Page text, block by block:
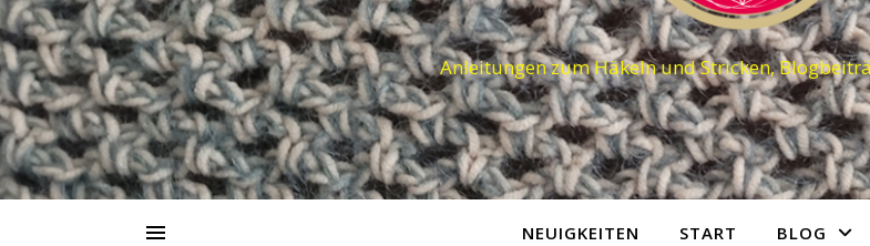
Anleitungen zum Häkeln und Stricken,
NEUIGKEITEN START BLOG